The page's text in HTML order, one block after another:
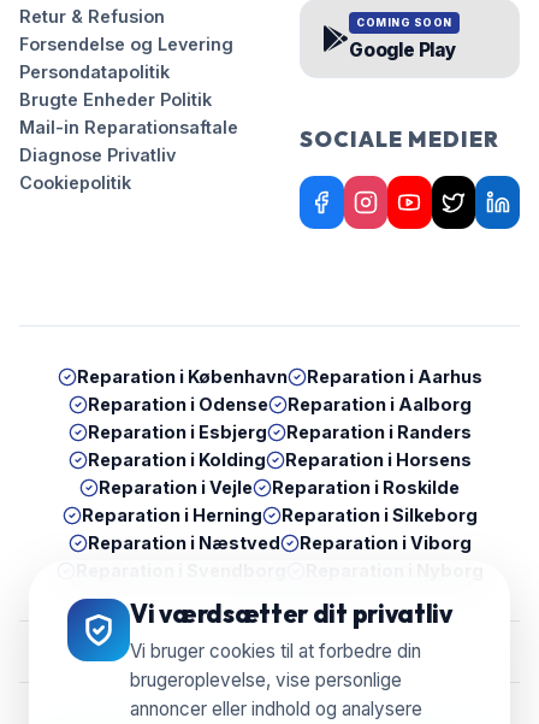
Vi værdsætter dit privatliv
Vi bruger cookies til at forbedre din
brugeroplevelse, vise personlige
annoncer eller indhold og analysere
Retur & Refusion
Forsendelse og Levering
Persondatapolitik
Brugte Enheder Politik
Mail-in Reparationsaftale
Diagnose Privatliv
Cookiepolitik
COMING SOON
Google Play
SOCIALE MEDIER
Reparation i København Reparation i Aarhus
Reparation i Odense Reparation i Aalborg
Reparation i Esbjerg Reparation i Randers
Reparation i Kolding Reparation i Horsens
Reparation iVejle Reparation i Roskilde
Reparation i Herning Reparation i Silkeborg
Reparation i Næstved Reparation i Viborg